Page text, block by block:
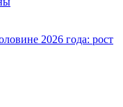
2026 года: рост